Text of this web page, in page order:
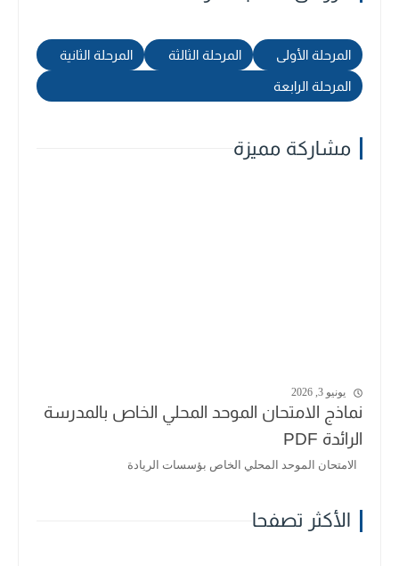
المرحلة الأولى المرحلة الثالثة المرحلة الثانية
المرحلة الرابعة
مشاركة مميزة
يونيو 3, 2026
نماذج الامتحان الموحد المحلي الخاص بالمدرسة
الرائدة PDF
الامتحان الموحد المحلي الخاص بؤسسات الريادة
الأكثر تصفحا